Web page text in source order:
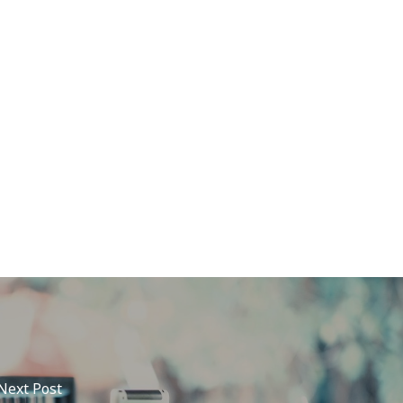
Post